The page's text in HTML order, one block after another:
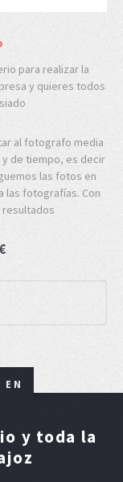
para realizar la
y quieres todos
al fotografo media
de tiempo, es decir
las fotos en
las fotografías. Con
EN
y toda la